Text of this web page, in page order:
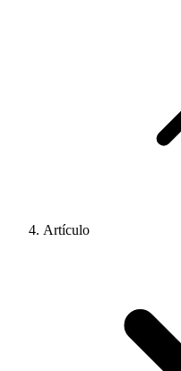
Artículo